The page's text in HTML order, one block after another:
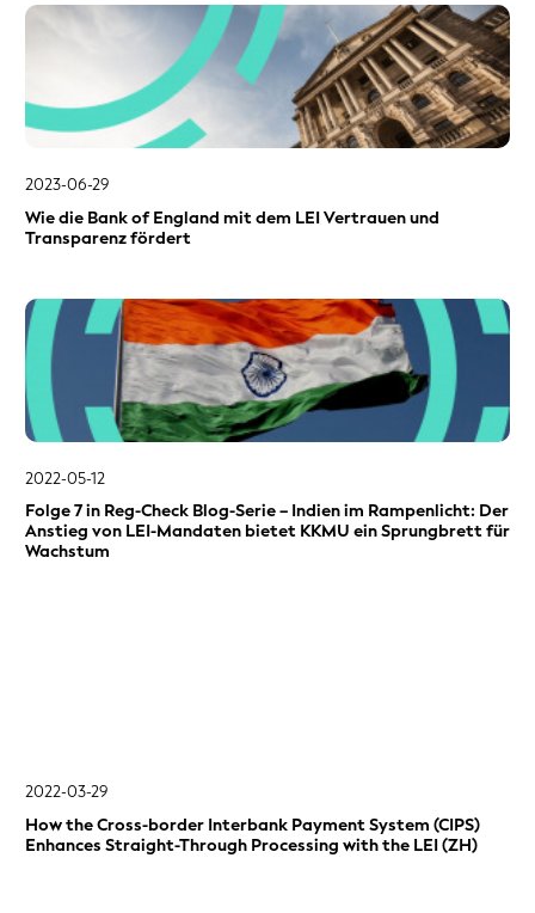
2023-06-29
Wie die Bank of England mit dem LEI Vertrauen und
Transparenz fördert
2022-05-12
Folge 7 in Reg-Check Blog-Serie – Indien im Rampenlicht: Der
Anstieg von LEI-Mandaten bietet KKMU ein Sprungbrett für
Wachstum
2022-03-29
How the Cross-border Interbank Payment System (CIPS)
Enhances Straight-Through Processing with the LEI (ZH)